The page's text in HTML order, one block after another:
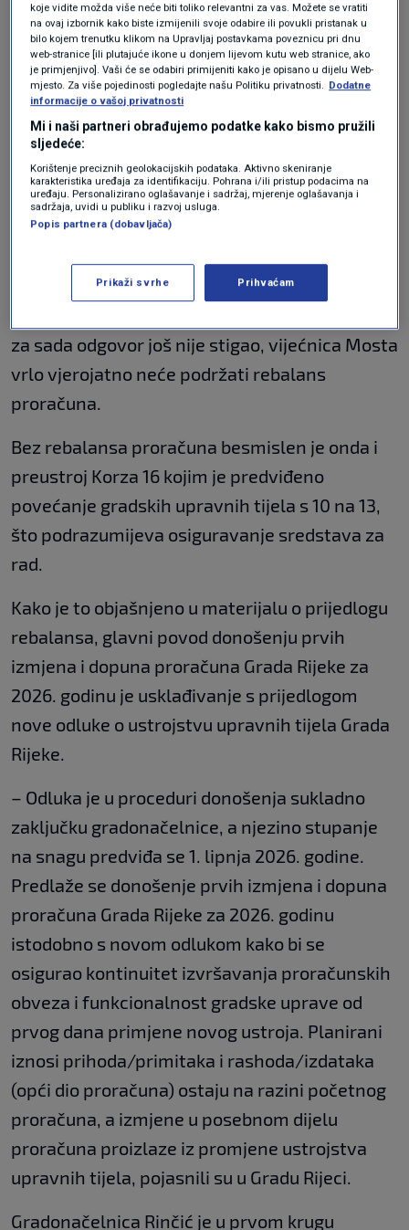
riječka izvršna vlast više nema njezinu
podršku kada je riječ o najvažnijim točkama,
što rebalans proračuna je, a sve zbog
nezadovoljstva pojedinim dijelovima
kurikuluma Zdravstvenog odgoja koji se kao
izvannastavna aktivnost provodi u riječkim
osnovnim školama.
Primjena od 1. lipnja
Zatraženo je mišljenje pravobraniteljice za
za sada odgovor još nije stigao, vijećnica Mosta
vrlo vjerojatno neće podržati rebalans
proračuna.
Bez rebalansa proračuna besmislen je onda i
preustroj Korza 16 kojim je predviđeno
povećanje gradskih upravnih tijela s 10 na 13,
što podrazumijeva osiguravanje sredstava za
rad.
Kako je to objašnjeno u materijalu o prijedlogu
rebalansa, glavni povod donošenju prvih
izmjena i dopuna proračuna Grada Rijeke za
2026. godinu je usklađivanje s prijedlogom
nove odluke o ustrojstvu upravnih tijela Grada
Rijeke.
– Odluka je u proceduri donošenja sukladno
zaključku gradonačelnice, a njezino stupanje
na snagu predviđa se 1. lipnja 2026. godine.
Predlaže se donošenje prvih izmjena i dopuna
proračuna Grada Rijeke za 2026. godinu
istodobno s novom odlukom kako bi se
osigurao kontinuitet izvršavanja proračunskih
obveza i funkcionalnost gradske uprave od
prvog dana primjene novog ustroja. Planirani
iznosi prihoda/primitaka i rashoda/izdataka
(opći dio proračuna) ostaju na razini početnog
proračuna, a izmjene u posebnom dijelu
proračuna proizlaze iz promjene ustrojstva
upravnih tijela, pojasnili su u Gradu Rijeci.
Gradonačelnica Rinčić je u prvom krugu
koje vidite možda više neće biti toliko relevantni za vas. Možete se vratiti
na ovaj izbornik kako biste izmijenili svoje odabire ili povukli pristanak u
bilo kojem trenutku klikom na Upravljaj postavkama poveznicu pri dnu
web-stranice [ili plutajuće ikone u donjem lijevom kutu web stranice, ako
je primjenjivo]. Vaši će se odabiri primijeniti kako je opisano u dijelu Web-
mjesto. Za više pojedinosti pogledajte našu Politiku privatnosti. Dodatne
informacije o vašoj privatnosti
Mi i naši partneri obrađujemo podatke kako bismo pružili
sljedeće:
Korištenje preciznih geolokacijskih podataka. Aktivno skeniranje
karakteristika uređaja za identifikaciju. Pohrana i/ili pristup podacima na
uređaju. Personalizirano oglašavanje i sadržaj, mjerenje oglašavanja i
sadržaja, uvidi u publiku i razvoj usluga.
Popis partnera (dobavljača)
Prikaži svrhe Prihvaćam